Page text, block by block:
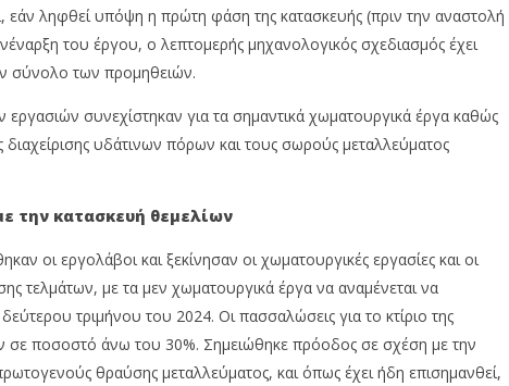
εάν ληφθεί υπόψη η πρώτη φάση της κατασκευής (πριν την αναστολή
του έργου, ο λεπτομερής μηχανολογικός σχεδιασμός έχει
σύνολο των προμηθειών.
συνεχίστηκαν για τα σημαντικά χωματουργικά έργα καθώς
διαχείρισης υδάτινων πόρων και τους σωρούς μεταλλεύματος
την κατασκευή θεμελίων
οι εργολάβοι και ξεκίνησαν οι χωματουργικές εργασίες και οι
τελμάτων, με τα μεν χωματουργικά έργα να αναμένεται να
τριμήνου του 2024. Οι πασσαλώσεις για το κτίριο της
ποσοστό άνω του 30%. Σημειώθηκε πρόοδος σε σχέση με την
θραύσης μεταλλεύματος, και όπως έχει ήδη επισημανθεί,